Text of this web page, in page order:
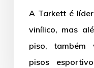
A Tarkett é
vinílico, mas
piso, também
pisos